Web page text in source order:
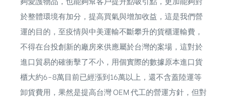
於整體環境有加分，提高買氣與增加收益，這是我們營
運的目的，至疫情與中美運輸不斷攀升的貨櫃運輸費，
不得在台投創新的廠房來供應屬於台灣的案場，這對於
進口貿易的確衝擊了不小，用個實際的數據原本進口貨
櫃大約6-8萬目前已經漲到16萬以上，還不含蓋陸運等
卸貨費用，果然是提高台灣 OEM 代工的營運方針，但對
含日本